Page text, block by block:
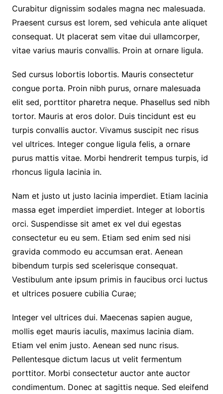
Curabitur dignissim sodales magna nec malesuada.
Praesent cursus est lorem, sed vehicula ante aliquet
consequat. Ut placerat sem vitae dui ullamcorper,
vitae varius mauris convallis. Proin at ornare ligula.
Sed cursus lobortis lobortis. Mauris consectetur
congue porta. Proin nibh purus, ornare malesuada
elit sed, porttitor pharetra neque. Phasellus sed nibh
tortor. Mauris at eros dolor. Duis tincidunt est eu
turpis convallis auctor. Vivamus suscipit nec risus
vel ultrices. Integer congue ligula felis, a ornare
purus mattis vitae. Morbi hendrerit tempus turpis, id
rhoncus ligula lacinia in.
Nam et justo ut justo lacinia imperdiet. Etiam lacinia
massa eget imperdiet imperdiet. Integer at lobortis
orci. Suspendisse sit amet ex vel dui egestas
consectetur eu eu sem. Etiam sed enim sed nisi
gravida commodo eu accumsan erat. Aenean
bibendum turpis sed scelerisque consequat.
Vestibulum ante ipsum primis in faucibus orci luctus
et ultrices posuere cubilia Curae;
Integer vel ultrices dui. Maecenas sapien augue,
mollis eget mauris iaculis, maximus lacinia diam.
Etiam vel enim justo. Aenean sed nunc risus.
Pellentesque dictum lacus ut velit fermentum
porttitor. Morbi consectetur auctor ante auctor
condimentum. Donec at sagittis neque. Sed eleifend